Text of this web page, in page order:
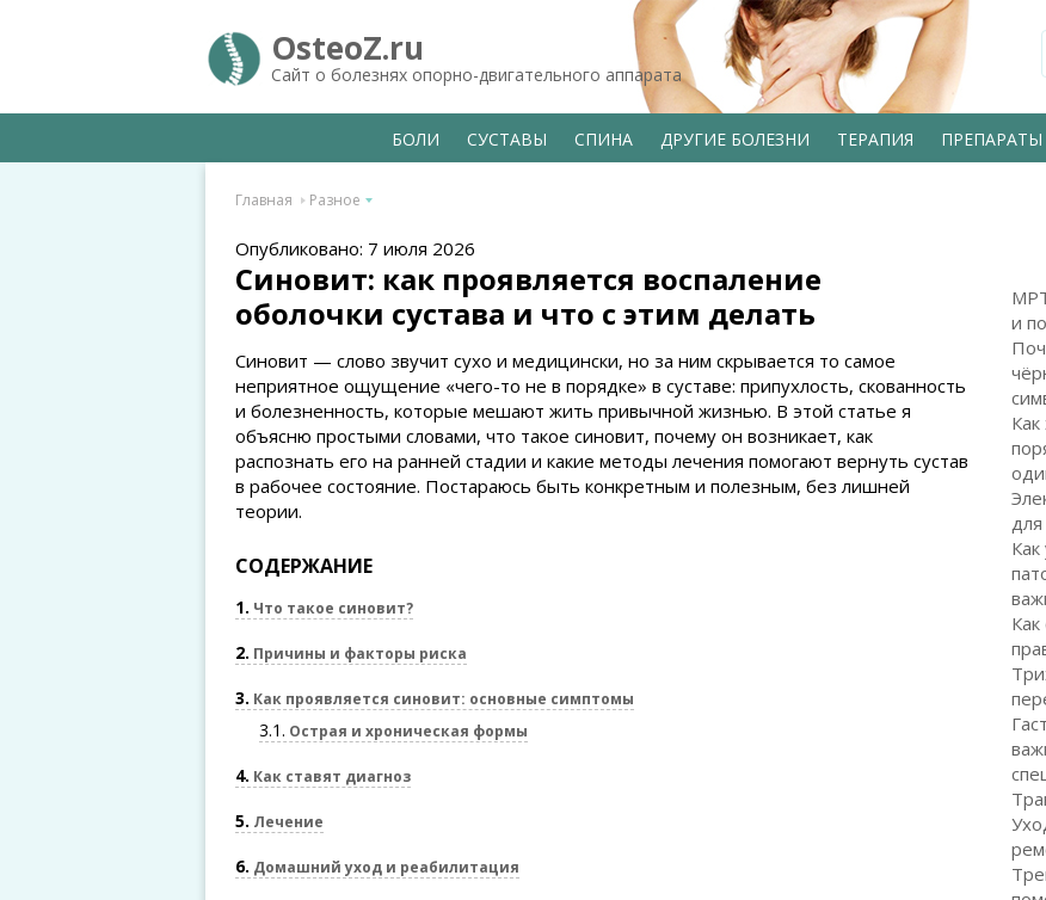
OsteoZ.ru
Сайт о болезнях опорно-двигательного аппарата
БОЛИ СУСТАВЫ СПИНА ДРУГИЕ БОЛЕЗНИ ТЕРАПИЯ ПРЕПАРАТЫ
Главная Разное
Опубликовано: 7 июля 2026
Синовит: как проявляется воспаление
оболочки сустава и что с этим делать
Синовит — слово звучит сухо и медицински, но за ним скрывается то самое
неприятное ощущение «чего-то не в порядке» в суставе: припухлость, скованность
и болезненность, которые мешают жить привычной жизнью. В этой статье я
объясню простыми словами, что такое синовит, почему он возникает, как
распознать его на ранней стадии и какие методы лечения помогают вернуть сустав
в рабочее состояние. Постараюсь быть конкретным и полезным, без лишней
теории.
СОДЕРЖАНИЕ
1 Что такое синовит?
2 Причины и факторы риска
3 Как проявляется синовит: основные симптомы
3.1 Острая и хроническая формы
4 Как ставят диагноз
5 Лечение
6 Домашний уход и реабилитация
и